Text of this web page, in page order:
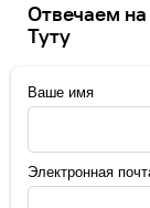
Отвечаем
Туту
Ваше имя
Электронная